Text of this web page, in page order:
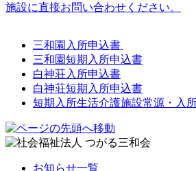
施設に直接お問い合わせください。
三和園入所申込書
三和園短期入所申込書
白神荘入所申込書
白神荘短期入所申込書
短期入所生活介護施設常源・入
お知らせ一覧